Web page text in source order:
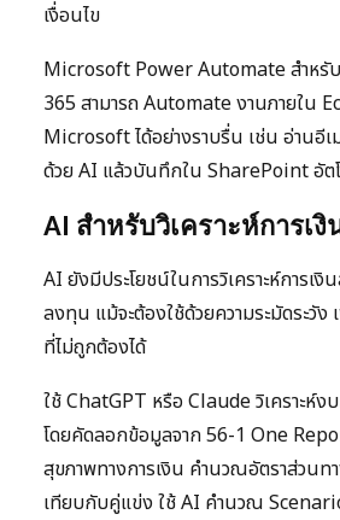
เงื่อนไข
Microsoft Power Automate สำห
365 สามารถ Automate งานภายใน
Microsoft ได้อย่างราบรื่น เช่น อ่านอี
ด้วย AI แล้วบันทึกใน SharePoint อัต
AI สำหรับวิเคราะห์การเงิ
AI ยังมีประโยชน์ในการวิเคราะห์การเ
ลงทุน แม้จะต้องใช้ด้วยความระมัดระวัง
ที่ไม่ถูกต้องได้
ใช้ ChatGPT หรือ Claude วิเคราะห์
โดยคัดลอกข้อมูลจาก 56-1 One
สุขภาพทางการเงิน คำนวณอัตราส่วนท
เทียบกับคู่แข่ง ใช้ AI คำนวณ